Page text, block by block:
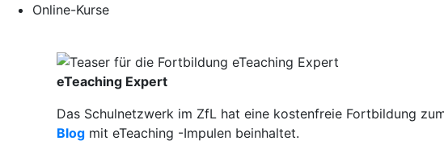
Online-Kurse
eTeaching Expert
Das Schulnetzwerk im ZfL hat eine kostenfreie Fortbildung
Blog mit eTeaching -Impulen beinhaltet.